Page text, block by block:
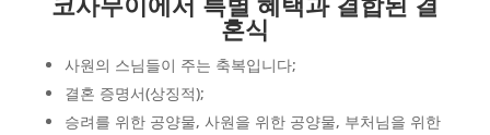
혼식
사원의 스님들이 주는 축복입니다;
결혼 증명서(상징적);
승려를 위한 공양물, 사원을 위한 공양물, 부처님을 위한